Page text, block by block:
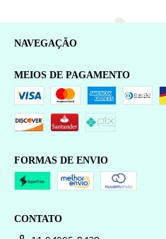
NAVEGAÇÃO
MEIOS DE PAGAMENTO
FORMAS DE ENVIO
CONTATO